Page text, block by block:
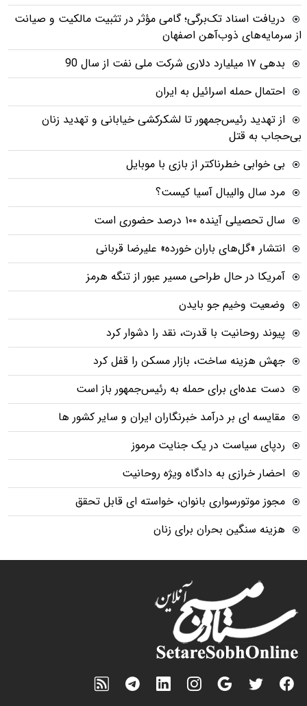
دریافت اسناد تک‌برگی؛ گامی مؤثر در تثبیت مالکیت و صیانت
از سرمایه‌های ذوب‌آهن اصفهان
بدهی ١٧ میلیارد دلاری شرکت ملی نفت از سال 90
احتمال حمله اسرائیل به ایران
از تهدید رئیس‌جمهور تا لشکرکشی خیابانی و تهدید زنان
بی‌حجاب به قتل
بی خوابی خطرناکتر از بازی با موبایل
مرد سال والیبال آسیا کیست؟
سال تحصیلی آینده ۱۰۰ درصد حضوری است
انتشار «گل‌های باران خورده» علیرضا قربانی
آمریکا در حال طراحی مسیر عبور از تنگه هرمز
وضعیت وخیم جو بایدن
پیوند روحانیت با قدرت، نقد را دشوار کرد
جهش هزینه ساخت، بازار مسکن را قفل کرد
دست عده‌ای برای حمله به رئیس‌جمهور باز است
مقایسه ای بر درآمد خبرنگاران ایران و سایر کشور ها
ردپای سیاست در یک جنایت مرموز
احضار خرازی به دادگاه ویژه روحانیت
مجوز موتورسواری بانوان، خواسته ای قابل تحقق
هزینه سنگین بحران برای زنان